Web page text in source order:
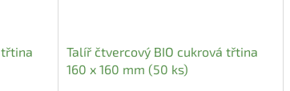
třtina
Talíř čtvercový BIO cukrová třtina
160 x 160 mm (50 ks)